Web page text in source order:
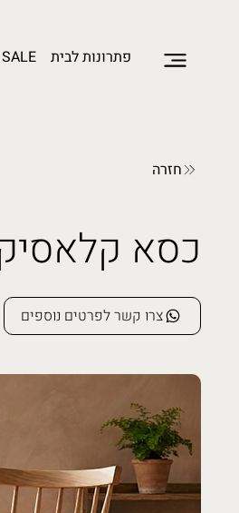
פתרונות לבית SALE
חזרה
כסא
צרו קשר לפרטים נוספים